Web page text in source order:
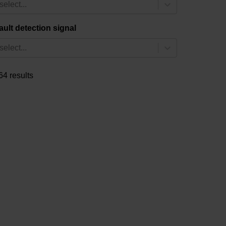
select...
detection signal
select...
results